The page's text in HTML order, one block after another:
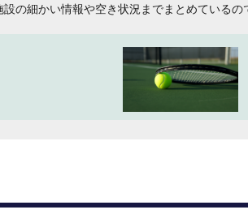
の細かい情報や空き状況までまとめているの